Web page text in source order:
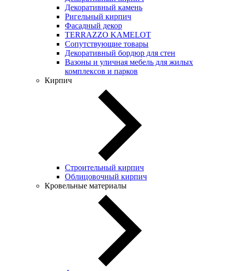
Декоративный камень
Ригельный кирпич
Фасадный декор
TERRAZZO KAMELOT
Сопутствующие товары
Декоративный бордюр для стен
Вазоны и уличная мебель для жилых
комплексов и парков
Кирпич
Строительный кирпич
Облицовочный кирпич
Кровельные материалы